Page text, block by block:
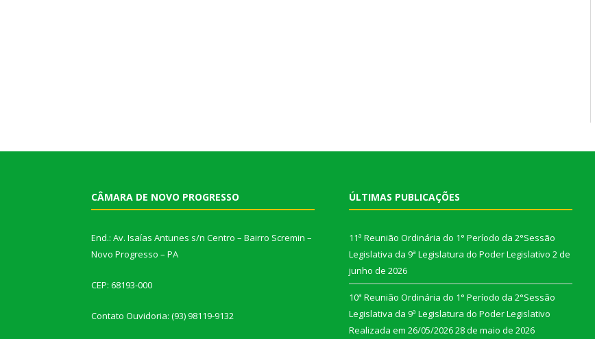
CÂMARA DE NOVO PROGRESSO
End.: Av. Isaías Antunes s/n Centro – Bairro Scremin –
Novo Progresso – PA
CEP: 68193-000
Contato Ouvidoria: (93) 98119-9132
ÚLTIMAS PUBLICAÇÕES
11ª Reunião Ordinária do 1° Período da 2°Sessão
Legislativa da 9ª Legislatura do Poder Legislativo 2 de
junho de 2026
10ª Reunião Ordinária do 1° Período da 2°Sessão
Legislativa da 9ª Legislatura do Poder Legislativo
Realizada em 26/05/202628 de maio de 2026